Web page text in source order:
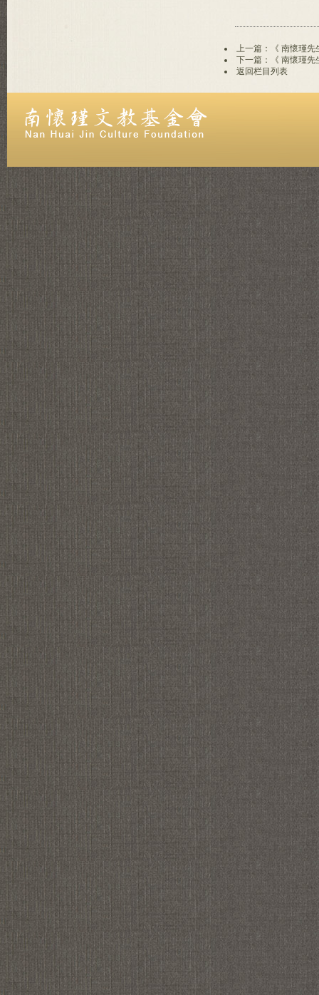
上一篇：《 南懷瑾先
下一篇：《 南懷瑾先
返回栏目列表